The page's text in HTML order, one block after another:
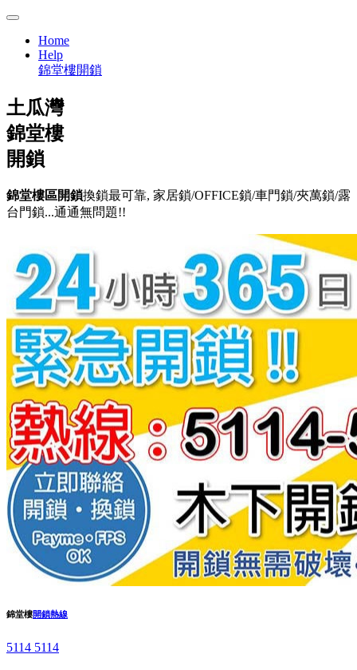
Home
Help
錦堂樓開鎖
土瓜灣
錦堂樓
開鎖
錦堂樓區開鎖換鎖最可靠, 家居鎖/OFFICE鎖/車門鎖/夾萬鎖/露
台門鎖...通通無問題!!
錦堂樓開鎖熱線
5114 5114